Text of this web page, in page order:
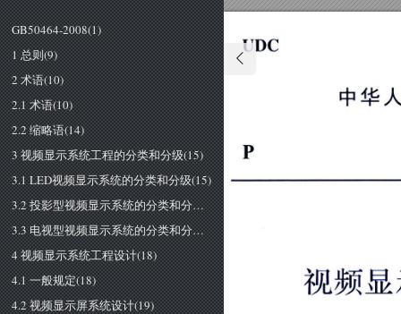
GB50464-2008(1)
1 总则(9)
2 术语(10)
2.1 术语(10)
2.2 缩略语(14)
3 视频显示系统工程的分类和分级(15)
3.1 LED视频显示系统的分类和分级(15)
3.2 投影型视频显示系统的分类和分级(16)
3.3 电视型视频显示系统的分类和分级(17)
4 视频显示系统工程设计(18)
4.1 一般规定(18)
4.2 视频显示屏系统设计(19)
ＵＤＣ
中
视频显